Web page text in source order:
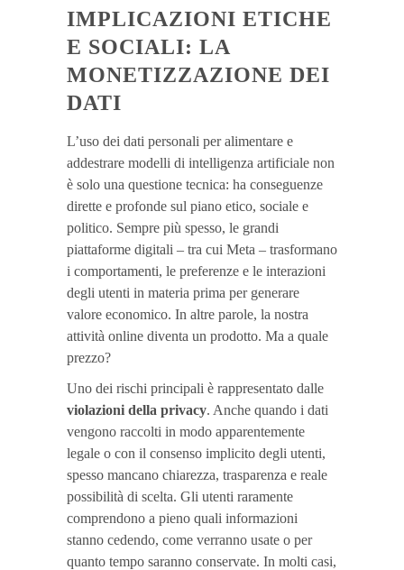
IMPLICAZIONI ETICHE
E SOCIALI: LA
MONETIZZAZIONE DEI
DATI
L’uso dei dati personali per alimentare e
addestrare modelli di intelligenza artificiale non
è solo una questione tecnica: ha conseguenze
dirette e profonde sul piano etico, sociale e
politico. Sempre più spesso, le grandi
piattaforme digitali – tra cui Meta – trasformano
i comportamenti, le preferenze e le interazioni
degli utenti in materia prima per generare
valore economico. In altre parole, la nostra
attività online diventa un prodotto. Ma a quale
prezzo?
Uno dei rischi principali è rappresentato dalle
violazioni della privacy. Anche quando i dati
vengono raccolti in modo apparentemente
legale o con il consenso implicito degli utenti,
spesso mancano chiarezza, trasparenza e reale
possibilità di scelta. Gli utenti raramente
comprendono a pieno quali informazioni
stanno cedendo, come verranno usate o per
quanto tempo saranno conservate. In molti casi,